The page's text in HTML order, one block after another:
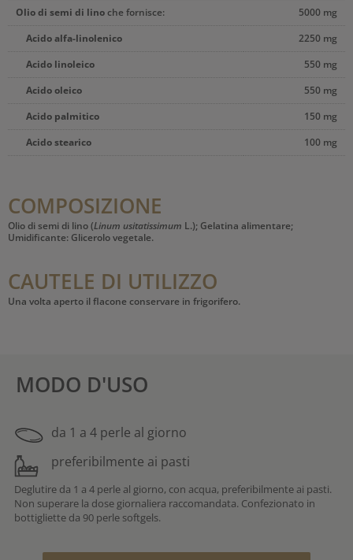
Olio di semi di linoche fornisce:
5000 mg
Acido alfa-linolenico
2250 mg
Acido linoleico
550 mg
Acido oleico
550 mg
Acido palmitico
150 mg
Acido stearico
100 mg
COMPOSIZIONE
Olio di semi di lino (Linum usitatissimum L.); Gelatina alimentare;
Umidificante: Glicerolo vegetale.
CAUTELE DI UTILIZZO
Una volta aperto il flacone conservare in frigorifero.
MODO D'USO
da 1 a 4 perle al giorno
preferibilmente ai pasti
Deglutire da 1 a 4 perle al giorno, con acqua, preferibilmente ai pasti.
Non superare la dose giornaliera raccomandata. Confezionato in
bottigliette da 90 perle softgels.